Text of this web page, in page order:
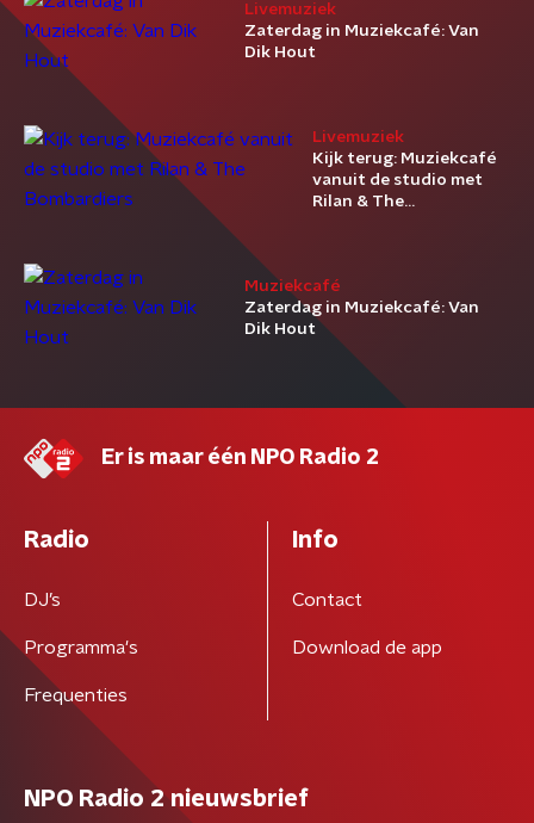
Livemuziek
Zaterdag in Muziekcafé: Van
Dik Hout
Livemuziek
Kijk terug: Muziekcafé
vanuit de studio met
Rilan & The
Muziekcafé
Zaterdag in Muziekcafé: Van
Dik Hout
Er is maar één NPO Radio 2
Radio
DJ’s
Programma's
Frequenties
Info
Contact
Download de app
NPO Radio 2 nieuwsbrief